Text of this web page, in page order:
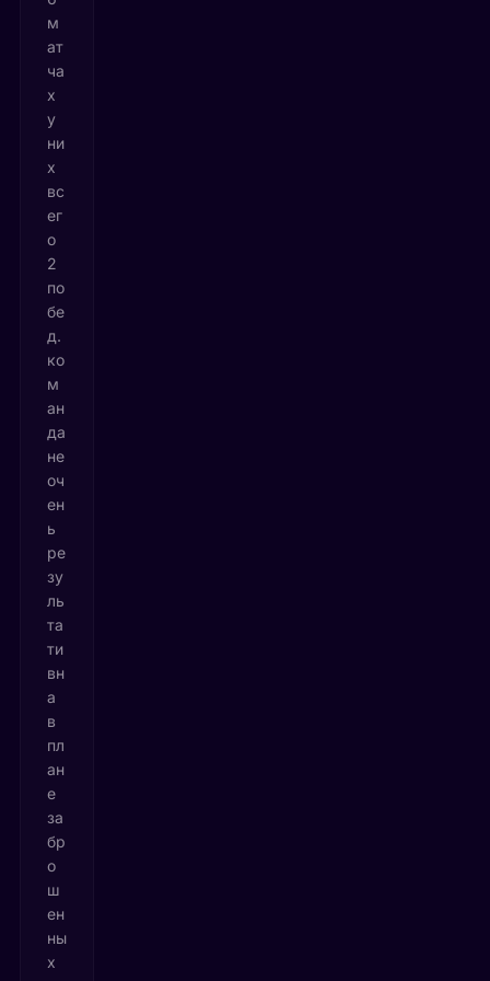
м
ат
ча
х
у
ни
х
вс
ег
о
2
по
бе
д.
ко
м
ан
да
не
оч
ен
ь
ре
зу
ль
та
ти
вн
а
в
пл
ан
е
за
бр
о
ш
ен
ны
х